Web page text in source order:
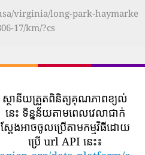
virginia/long-park-haymarke
17/km/?cs
ស្ថានីយត្រួតពិនិត្យគុណភាពខ្យល់
នេះ ទិន្នន័យតាមពេលវេលាជាក់
ស្តែងអាចចូលប្រើតាមកម្មវិធីដោយ
ប្រើ url API នេះ៖